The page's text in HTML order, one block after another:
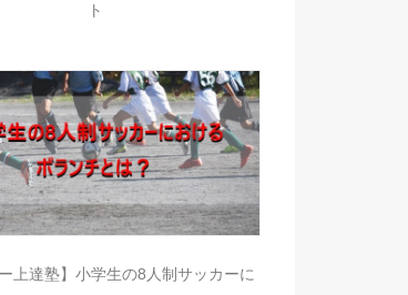
ト
ー上達塾】小学生の8人制サッカーに